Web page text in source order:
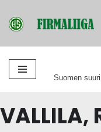
Siirry
Suomen
VALLILA,